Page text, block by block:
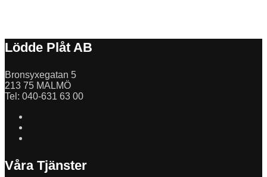
Lödde Plåt AB
Bronsyxegatan 5
213 75 MALMÖ
Tel: 040-631 63 00
Våra Tjänster